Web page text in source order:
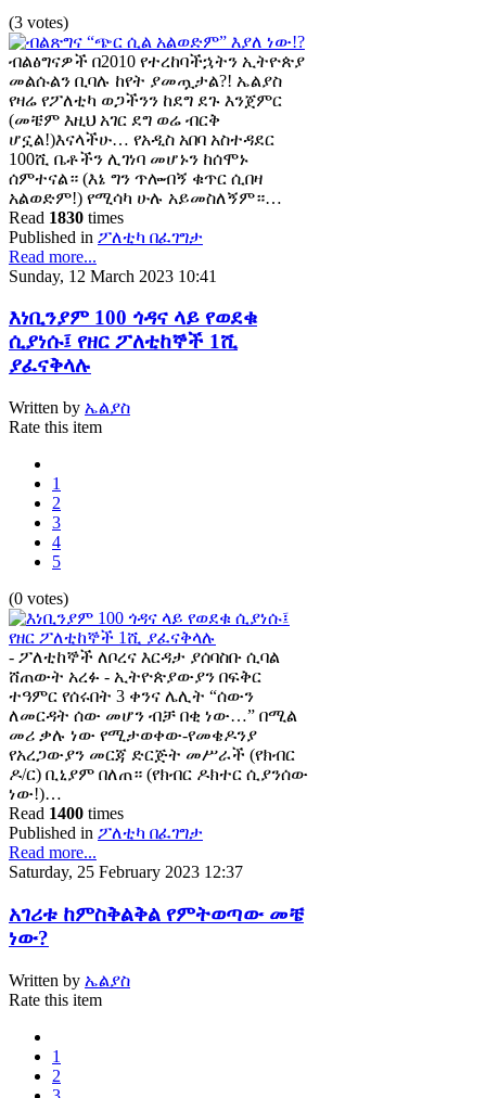
(3 votes)
ብልፅግናዎች በ2010 የተረከባችኋትን ኢትዮጵያ
መልሱልን ቢባሉ ከየት ያመጧታል?! ኤልያስ
የዛሬ የፖለቲካ ወጋችንን ከደግ ደጉ እንጀምር
(መቼም እዚህ አገር ደግ ወሬ ብርቅ
ሆኗል!)እናላችሁ… የአዲስ አበባ አስተዳደር
100ሺ ቤቶችን ሊገነባ መሆኑን ከሰሞኑ
ሰምተናል። (እኔ ግን ጥሎብኝ ቁጥር ሲበዛ
አልወድም!) የሚሳካ ሁሉ አይመስለኝም።…
Read 1830 times
Published in ፖለቲካ በፈገግታ
Read more...
Sunday, 12 March 2023 10:41
እነቢንያም 100 ጎዳና ላይ የወደቁ
ሲያነሱ፤ የዘር ፖለቲከኞች 1ሺ
ያፈናቅላሉ
Written by ኤልያስ
Rate this item
1
2
3
4
5
(0 votes)
- ፖለቲከኞች ለቦረና እርዳታ ያሰባስቡ ሲባል
ሸጠውት አረፉ - ኢትዮጵያውያን በፍቅር
ተዓምር የሰሩበት 3 ቀንና ሌሊት “ሰውን
ለመርዳት ሰው መሆን ብቻ በቂ ነው…” በሚል
መሪ ቃሉ ነው የሚታወቀው-የመቄዶንያ
የአረጋውያን መርጃ ድርጅት መሥራች (የክብር
ዶ/ር) ቢኒያም በለጠ። (የክብር ዶክተር ሲያንሰው
ነው!)…
Read 1400 times
Published in ፖለቲካ በፈገግታ
Read more...
Saturday, 25 February 2023 12:37
አገሪቱ ከምስቅልቅል የምትወጣው መቼ
ነው?
Written by ኤልያስ
Rate this item
1
2